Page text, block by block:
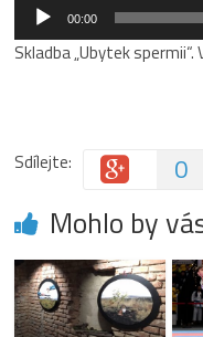
Audio
přehrávač
00:00
Skladba „Ubytek spermii“.
Sdílejte: 0
Mohlo by